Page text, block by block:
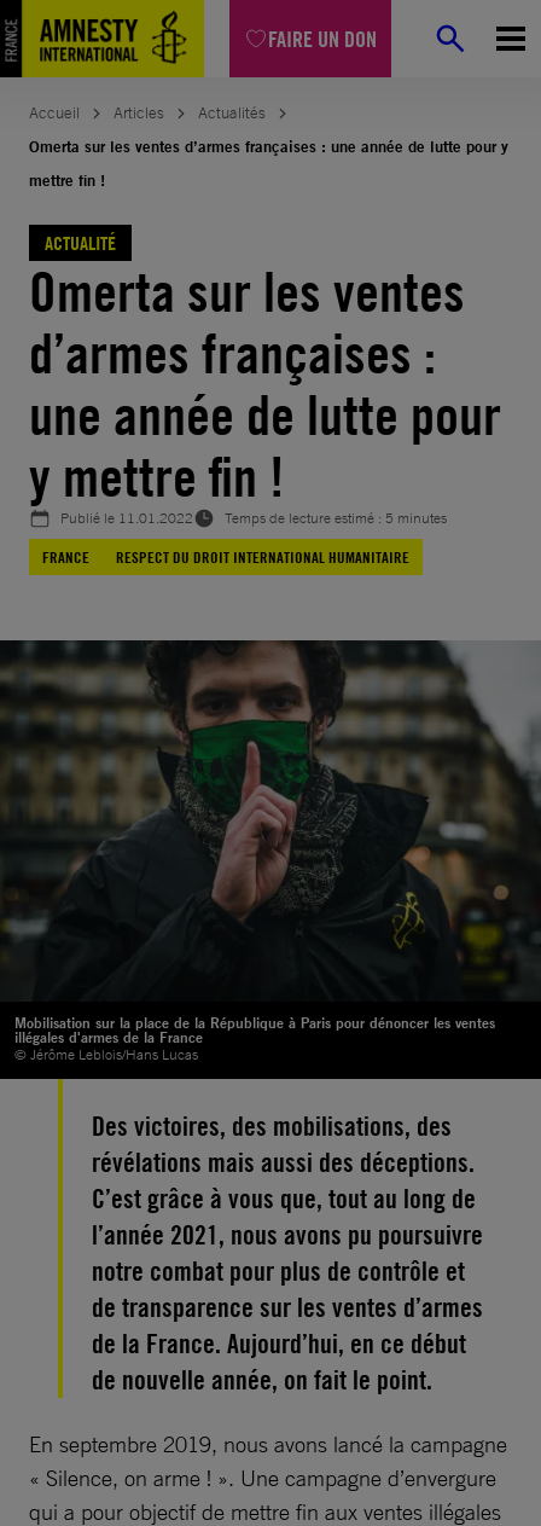
FAIRE UN DON
Aller
au
contenu
Accueil Articles
Actualités
Omerta sur les ventes d’armes françaises : une année de lutte pour y
mettre fin !
ACTUALITÉ
Omerta sur les ventes
d’armes françaises :
une année de lutte pour
y mettre fin !
Publié le 11.01.2022
Temps de lecture estimé : 5 minutes
FRANCE
RESPECT DU DROIT INTERNATIONAL HUMANITAIRE
Mobilisation sur la place de la République à Paris pour dénoncer les ventes
illégales d'armes de la France
© Jérôme Leblois/Hans Lucas
Des victoires, des mobilisations, des
révélations mais aussi des déceptions.
C’est grâce à vous que, tout au long de
l’année 2021, nous avons pu poursuivre
notre combat pour plus de contrôle et
de transparence sur les ventes d’armes
de la France. Aujourd’hui, en ce début
de nouvelle année, on fait le point.
En septembre 2019, nous avons lancé la campagne
« Silence, on arme ! ». Une campagne d’envergure
qui a pour objectif de mettre fin aux ventes illégales